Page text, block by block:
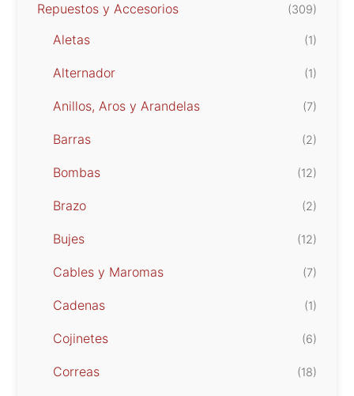
Repuestos y Accesorios (309)
Aletas (1)
Alternador (1)
Anillos, Aros y Arandelas (7)
Barras (2)
Bombas (12)
Brazo (2)
Bujes (12)
Cables y Maromas (7)
Cadenas (1)
Cojinetes (6)
Correas (18)